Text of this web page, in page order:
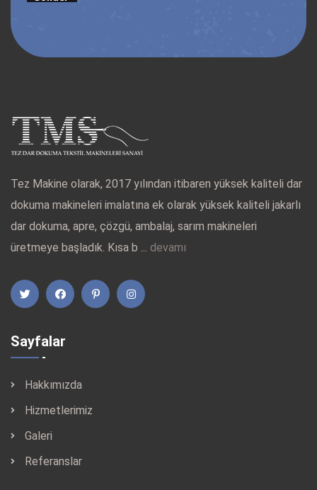
Tez Makine olarak, 2017 yılından itibaren yüksek kaliteli dar
dokuma makineleri imalatına ek olarak yüksek kaliteli jakarlı
dar dokuma, apre, çözgü, ambalaj, sarım makineleri
üretmeye başladık. Kısa b ... devamı
Sayfalar
Hakkımızda
Hizmetlerimiz
Galeri
Referanslar